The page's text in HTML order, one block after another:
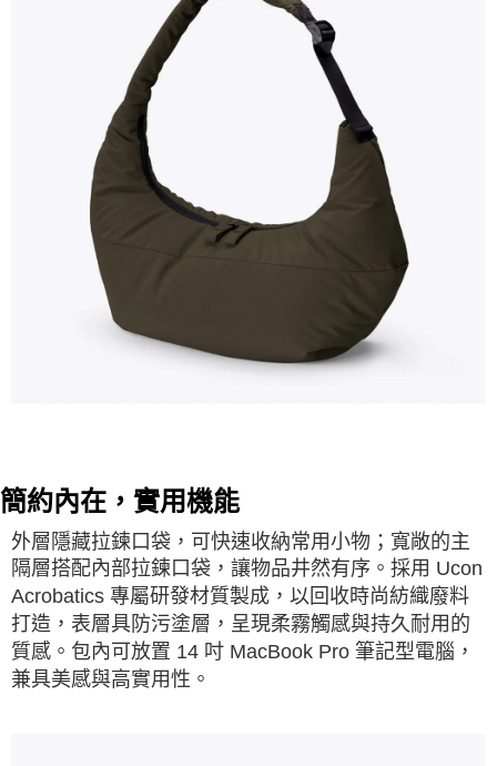
簡約內在，實用機能
外層隱藏拉鍊口袋，可快速收納常用小物；寬敞的主
隔層搭配內部拉鍊口袋，讓物品井然有序。採用 Ucon
Acrobatics 專屬研發材質製成，以回收時尚紡織廢料
打造，表層具防污塗層，呈現柔霧觸感與持久耐用的
質感。包內可放置 14 吋 MacBook Pro 筆記型電腦，
兼具美感與高實用性。